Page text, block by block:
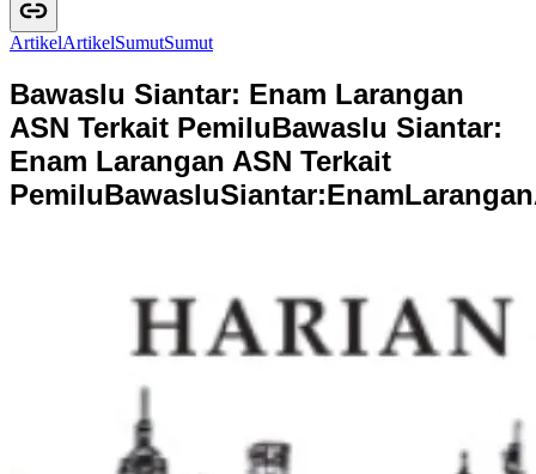
ArtikelArtikelSumutSumut
Bawaslu Siantar: Enam Larangan
ASN Terkait PemiluBawaslu Siantar:
Enam Larangan ASN Terkait
PemiluBawasluSiantar:EnamLarangan